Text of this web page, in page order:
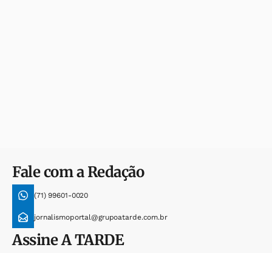
Fale com a Redação
(71) 99601-0020
jornalismoportal@grupoatarde.com.br
AssineA TARDE